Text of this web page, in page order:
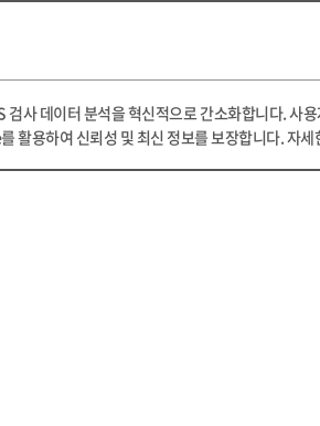
데이터 분석을 혁신적으로 간소화합니다. 사
용하여 신뢰성 및 최신 정보를 보장합니다. 자